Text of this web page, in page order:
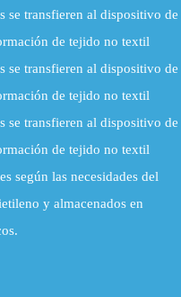
se transfieren al dispositivo de
de tejido no textil
se transfieren al dispositivo de
de tejido no textil
se transfieren al dispositivo de
de tejido no textil
según las necesidades del
y almacenados en